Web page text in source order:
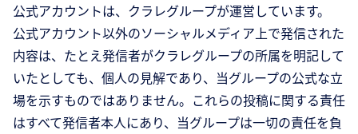
公式アカウントは、クラレグループが運営しています。
公式アカウント以外のソーシャルメディア上で発信された
内容は、たとえ発信者がクラレグループの所属を明記して
いたとしても、個人の見解であり、当グループの公式な立
場を示すものではありません。これらの投稿に関する責任
はすべて発信者本人にあり、当グループは一切の責任を負